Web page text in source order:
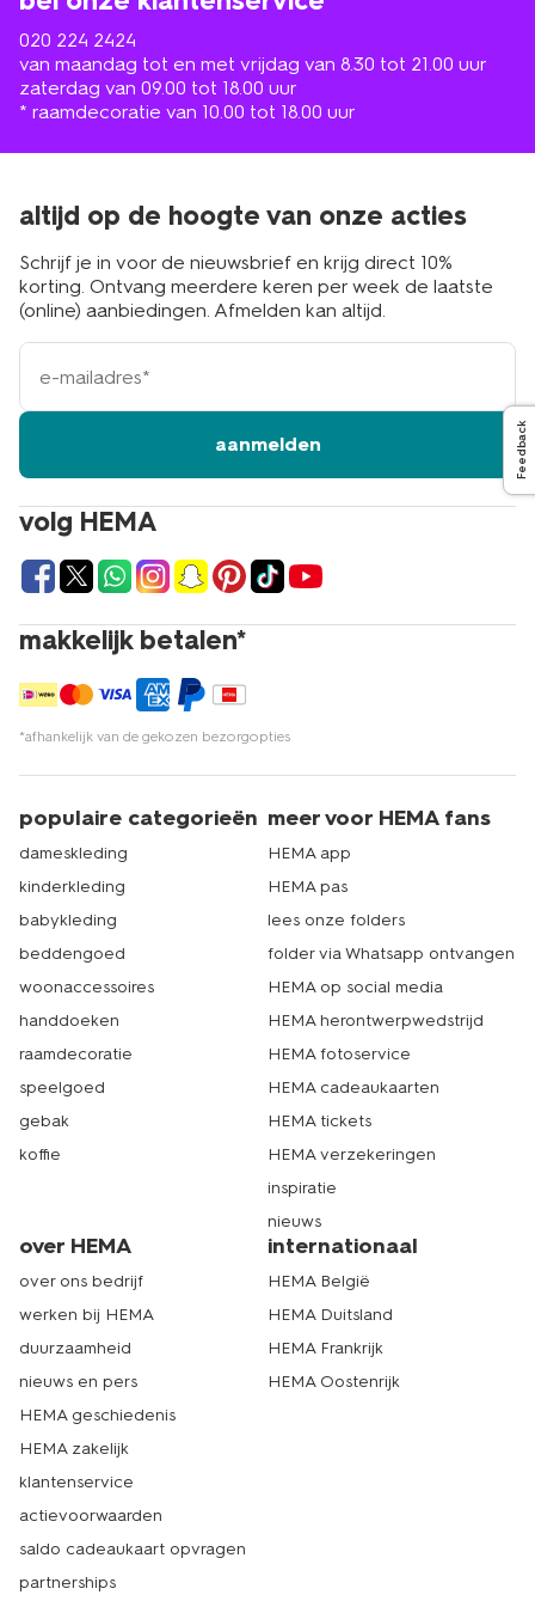
020 224 2424
van maandag tot en met vrijdag van 8.30 tot 21.00 uur
zaterdag van 09.00 tot 18.00 uur
* raamdecoratie van 10.00 tot 18.00 uur
volg HEMA
makkelijk betalen*
*afhankelijk van de gekozen bezorgopties
altijd op de hoogte van onze acties
Schrijf je in voor de nieuwsbrief en krijg direct 10%
korting. Ontvang meerdere keren per week de laatste
(online) aanbiedingen. Afmelden kan altijd.
e-
mailadres
aanmelden
populaire categorieën
dameskleding
kinderkleding
babykleding
beddengoed
woonaccessoires
handdoeken
raamdecoratie
speelgoed
gebak
koffie
meer voor HEMA fans
HEMA app
HEMA pas
lees onze folders
folder via Whatsapp ontvangen
HEMA op social media
HEMA herontwerpwedstrijd
HEMA fotoservice
HEMA cadeaukaarten
HEMA tickets
HEMA verzekeringen
inspiratie
nieuws
over HEMA
over ons bedrijf
werken bij HEMA
duurzaamheid
nieuws en pers
HEMA geschiedenis
HEMA zakelijk
klantenservice
actievoorwaarden
saldo cadeaukaart opvragen
partnerships
internationaal
HEMA België
HEMA Duitsland
HEMA Frankrijk
HEMA Oostenrijk
Feedback